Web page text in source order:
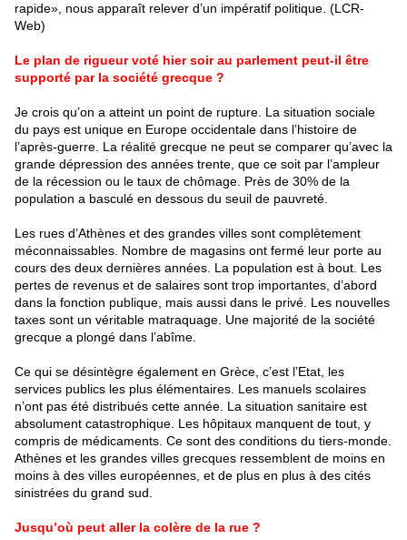
rapide», nous apparaît relever d’un impératif politique. (LCR-
Web)
Le plan de rigueur voté hier soir au parlement peut-il être
supporté par la société grecque ?
Je crois qu’on a atteint un point de rupture. La situation sociale
du pays est unique en Europe occidentale dans l’histoire de
l’après-guerre. La réalité grecque ne peut se comparer qu’avec la
grande dépression des années trente, que ce soit par l’ampleur
de la récession ou le taux de chômage. Près de 30% de la
population a basculé en dessous du seuil de pauvreté.
Les rues d’Athènes et des grandes villes sont complètement
méconnaissables. Nombre de magasins ont fermé leur porte au
cours des deux dernières années. La population est à bout. Les
pertes de revenus et de salaires sont trop importantes, d’abord
dans la fonction publique, mais aussi dans le privé. Les nouvelles
taxes sont un véritable matraquage. Une majorité de la société
grecque a plongé dans l’abîme.
Ce qui se désintègre également en Grèce, c’est l’Etat, les
services publics les plus élémentaires. Les manuels scolaires
n’ont pas été distribués cette année. La situation sanitaire est
absolument catastrophique. Les hôpitaux manquent de tout, y
compris de médicaments. Ce sont des conditions du tiers-monde.
Athènes et les grandes villes grecques ressemblent de moins en
moins à des villes européennes, et de plus en plus à des cités
sinistrées du grand sud.
Jusqu’où peut aller la colère de la rue ?